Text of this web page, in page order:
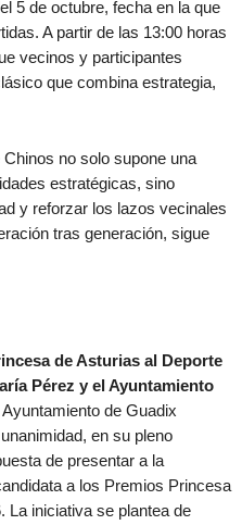
5 de octubre, fecha en la que
A partir de las 13:00 horas
vecinos y participantes
que combina estrategia,
no solo supone una
estratégicas, sino
y reforzar los lazos vecinales
tras generación, sigue
de Asturias al Deporte
Pérez y el Ayuntamiento
de Guadix
en su pleno
de presentar a la
a los Premios Princesa
La iniciativa se plantea de